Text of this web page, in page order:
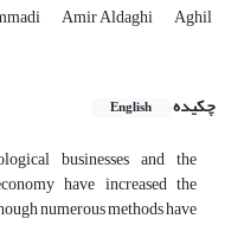
Amir Aldaghi Aghil
چکیده
English
businesses and the
have increased the
numerous methods have